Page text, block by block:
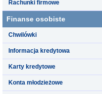
Rachunki firmowe
Finanse osobiste
Chwilówki
Informacja kredytowa
Karty kredytowe
Konta młodzieżowe